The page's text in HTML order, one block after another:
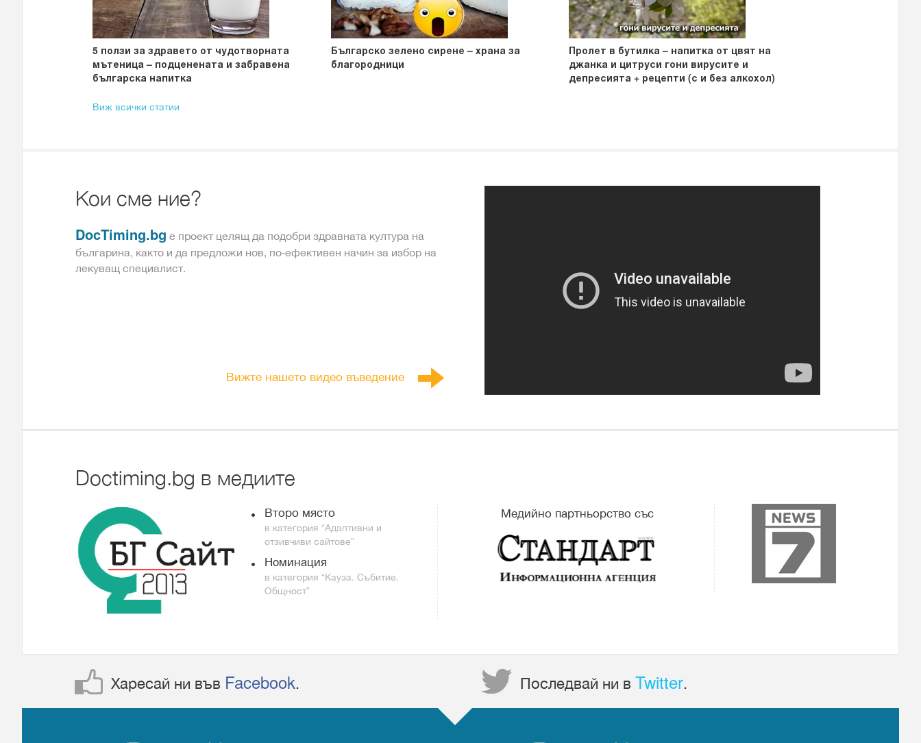
5 ползи за здравето от чудотворната
мътеница – подценената и забравена
българска напитка
Българско зелено сирене – храна за
благородници
Пролет в бутилка – напитка от цвят на
джанка и цитруси гони вирусите и
депресията + рецепти (с и без алкохол)
Виж всички статии
Кои сме ние?
DocTiming.bg е проект целящ да подобри здравната култура на
българина, както и да предложи нов, по-ефективен начин за избор на
лекуващ специалист.
Вижте нашето видео въведение
Doctiming.bg в медиите
Второ място
в категория “Адаптивни и
отзивчиви сайтове”
Нoминация
в категория “Кауза. Събитие.
Общност”
Медийно партньорство със
Харесай ни във Facebook. Последвай ни в Twitter.